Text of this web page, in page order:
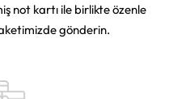
not kartı ile birlikte özenle
gönderin.